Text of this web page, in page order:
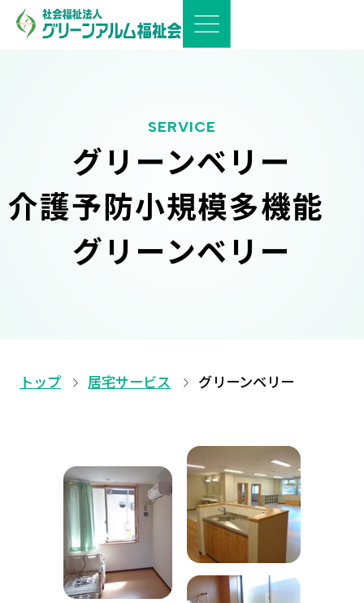
SERVICE
グリーンベリー
介護予防小規模多機能
グリーンベリー
トップ 居宅サービス グリーンベリー